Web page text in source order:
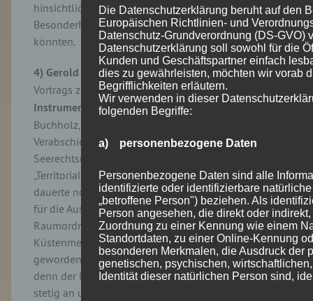
hinsichtlich des „Wie“, sodass nationale
Besonderheiten gut berücksichtigt werden
könnten.
4) Gerold Janssen[25]erinnerte eingangs seines
Vortrags zum Thema„Räumliche Planung als
Instrument des Meeresnaturschutzes“ an Hanns
Buchholz, der sich bereits 1985 (3 Jahre nach
Verabschiedung des UN-
Seerechtsübereinkommens) Gedanken über eine
„Territorialplanung zur See“ gemacht hat. Aber es
dauerte noch fast 20 Jahre, bis die Raumordnung
für die Ausschließliche Wirtschaftszone 2004 im
Raumordnungsgesetz verankert wurde. Für das
Küstenmeer waren die Länder zuvor schon aktiv
geworden, allen voran Mecklenburg-Vorpommern,
denn der Nutzungsdruck im Meer stieg und steigt
stetig an und bedarf der Lenkung. Erste Impulse
Die Datenschutzerklärung beruht auf den
Europäischen Richtlinien- und
Datenschutz-Grundverordnung (DS-GVO)
Datenschutzerklärung soll sowohl für die
Kunden und Geschäftspartner einfach
dies zu gewährleisten, möchten wir vorab
Begrifflichkeiten erläutern.
Wir verwenden in dieser
folgenden Begriffe:
a) personenbezogene Daten
Personenbezogene Daten sind alle
identifizierte oder identifizierbare
„betroffene Person") beziehen. Als
Person angesehen, die direkt oder
Zuordnung zu einer Kennung wie einem
Standortdaten, zu einer Online-Kennung
besonderen Merkmalen, die Ausdruck der
genetischen, psychischen,
Identität dieser natürlichen Person sind,